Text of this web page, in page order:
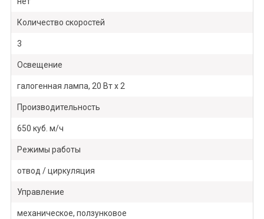
Количество скоростей
3
Освещение
галогенная лампа, 20 Вт х 2
Производительность
650 куб. м/ч
Режимы работы
отвод / циркуляция
Управление
механическое, ползунковое